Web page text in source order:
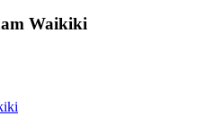
Waikiki